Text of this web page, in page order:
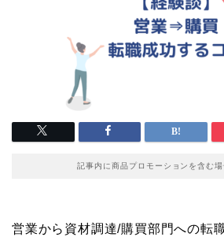
記事内に商品プロモーションを含む
営業から資材調達/購買部門への転